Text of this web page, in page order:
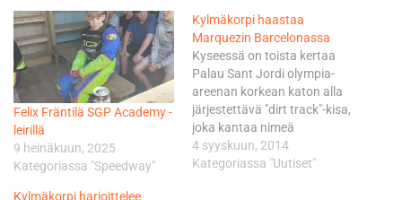
Felix Fräntilä SGP Academy -
leirillä
9 heinäkuun, 2025
Kategoriassa "Speedway"
Kylmäkorpi haastaa
Marquezin Barcelonassa
Kyseessä on toista kertaa
Palau Sant Jordi olympia-
areenan korkean katon alla
järjestettävä "dirt track"-kisa,
joka kantaa nimeä
Superprestigio. Jälleen ison
tukun maailmanluokan
4 syyskuun, 2014
Kategoriassa "Uutiset"
Kylmäkorpi harjoittelee